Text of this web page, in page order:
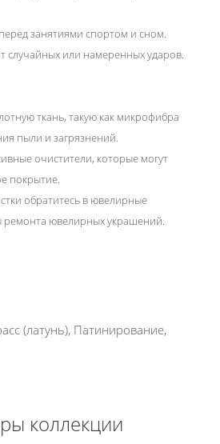
занятиями спортом и сном.
случайных или намеренных ударов.
ткань, такую как микрофибра
пыли и загрязнений.
очистители, которые могут
покрытие.
обратитесь в ювелирные
ремонта ювелирных украшений.
(латунь), Патинирование,
коллекции